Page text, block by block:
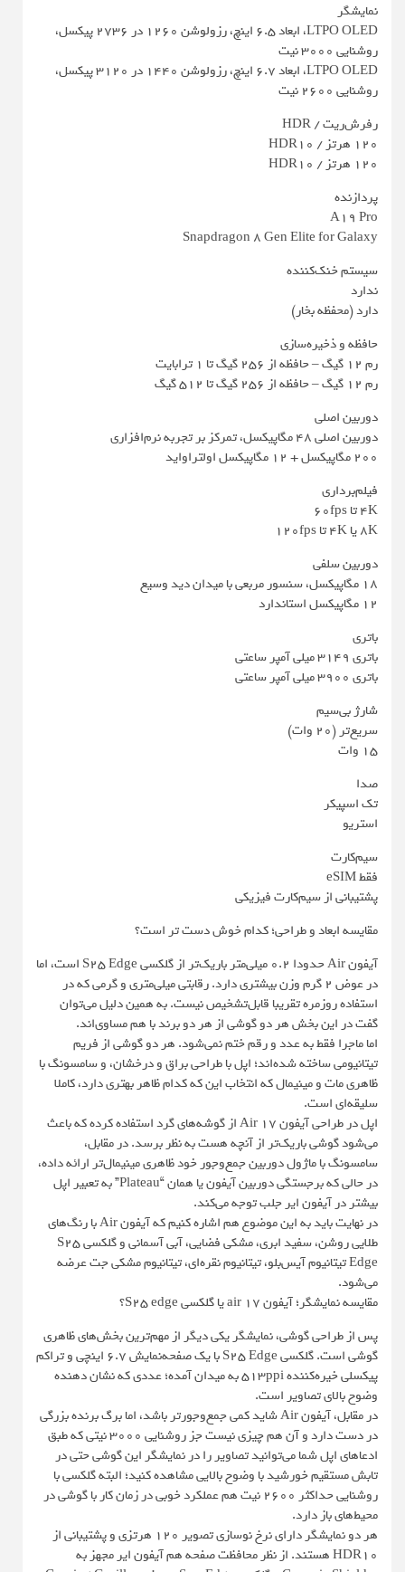
نمایشگر
LTPO OLED، ابعاد 6.5 اینچ، رزولوشن 1260 در 2736 پیکسل،
روشنایی 3000 نیت
LTPO OLED، ابعاد ۶.۷ اینچ، رزولوشن 1440 در 3120 پیکسل،
روشنایی 2600 نیت
رفرش‌ریت / HDR
۱۲۰ هرتز / HDR10
۱۲۰ هرتز / HDR10
پردازنده
A19 Pro
Snapdragon 8 Gen Elite for Galaxy
سیستم خنک‌کننده
ندارد
دارد (محفظه بخار)
حافظه و ذخیره‌سازی
رم ۱۲ گیگ – حافظه از ۲۵۶ گیگ تا ۱ ترابایت
رم ۱۲ گیگ – حافظه از ۲۵۶ گیگ تا ۵۱۲ گیگ
دوربین اصلی
دوربین اصلی 48 مگاپیکسل، تمرکز بر تجربه نرم‌افزاری
۲۰۰ مگاپیکسل + ۱۲ مگاپیکسل اولتراواید
فیلم‌برداری
۴K تا ۶۰fps
۸K یا ۴K تا ۱۲۰fps
دوربین سلفی
۱۸ مگاپیکسل، سنسور مربعی با میدان دید وسیع
۱۲ مگاپیکسل استاندارد
باتری
باتری 3149 میلی آمپر ساعتی
باتری 3900 میلی آمپر ساعتی
شارژ بی‌سیم
سریع‌تر (۲۰ وات)
۱۵ وات
صدا
تک اسپیکر
استریو
سیم‌کارت
فقط eSIM
پشتیبانی از سیم‌کارت فیزیکی
مقایسه ابعاد و طراحی؛ کدام خوش دست تر است؟
آیفون Air حدودا ۰.۲ میلی‌متر باریک‌تر از گلکسی S25 Edge است، اما
در عوض ۲ گرم وزن بیشتری دارد. رقابتی میلی‌متری و گرمی که در
استفاده روزمره تقریبا قابل‌تشخیص نیست. به همین دلیل می‌توان
گفت در این بخش هر دو گوشی از هر دو برند با هم مساوی‌اند.
اما ماجرا فقط به عدد و رقم ختم نمی‌شود. هر دو گوشی از فریم
تیتانیومی ساخته شده‌اند؛ اپل با طراحی براق و درخشان، و سامسونگ با
ظاهری مات و مینیمال که انتخاب این که کدام ظاهر بهتری دارد، کاملا
سلیقه‌ای است.
اپل در طراحی آیفون 17 Air از گوشه‌های گرد استفاده کرده که باعث
می‌شود گوشی باریک‌تر از آنچه هست به نظر برسد. در مقابل،
سامسونگ با ماژول دوربین جمع‌وجور خود ظاهری مینیمال‌تر ارائه داده،
در حالی که برجستگی دوربین آیفون یا همان “Plateau” به تعبیر اپل
بیشتر در آیفون ایر جلب توجه می‌کند.
در نهایت باید به این موضوع هم اشاره کنیم که آیفون Air با رنگ‌های
طلایی روشن، سفید ابری، مشکی فضایی، آبی آسمانی و گلکسی S25
Edge تیتانیوم آیس‌بلو، تیتانیوم نقره‌ای، تیتانیوم مشکی جت عرضه
می‌شود.
مقایسه نمایشگر؛ آیفون 17 air یا گلکسی S25 edge؟
پس از طراحی گوشی، نمایشگر یکی دیگر از مهم‌ترین بخش‌های ظاهری
گوشی است. گلکسی S25 Edge با یک صفحه‌نمایش ۶.۷ اینچی و تراکم
پیکسلی خیره‌کننده ۵۱۳ppi به میدان آمده؛ عددی که نشان دهنده
وضوح بالای تصاویر است.
در مقابل، آیفون Air شاید کمی جمع‌وجورتر باشد، اما برگ برنده بزرگی
در دست دارد و آن هم چیزی نیست جز روشنایی ۳۰۰۰ نیتی که طبق
ادعاهای اپل شما می‌توانید تصاویر را در نمایشگر این گوشی حتی در
تابش مستقیم خورشید با وضوح بالایی مشاهده کنید؛ البته گلکسی با
روشنایی حداکثر ۲۶۰۰ نیت هم عملکرد خوبی در زمان کار با گوشی در
محیط‌های باز دارد.
هر دو نمایشگر دارای نرخ نوسازی تصویر ۱۲۰ هرتزی و پشتیبانی از
HDR10 هستند. از نظر محافظت صفحه هم آیفون ایر مجهز به